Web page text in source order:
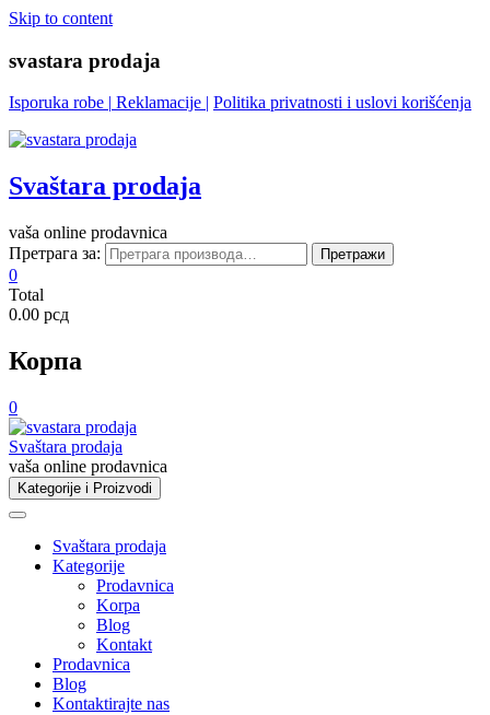
Skip to content
svastara prodaja
Isporuka robe | Reklamacije | Politika privatnosti i uslovi korišćenja
Svaštara prodaja
vaša online prodavnica
Претрага за:
Претражи
0
Total
0.00 рсд
Корпа
0
Svaštara prodaja
vaša online prodavnica
Kategorije i Proizvodi
Svaštara prodaja
Kategorije
Prodavnica
Korpa
Blog
Kontakt
Prodavnica
Blog
Kontaktirajte nas